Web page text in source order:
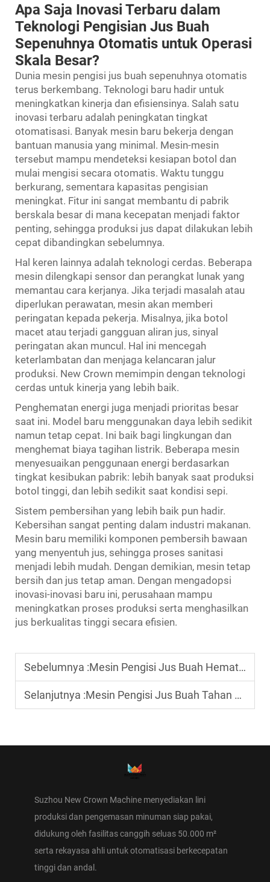
Apa Saja Inovasi Terbaru dalam
Teknologi Pengisian Jus Buah
Sepenuhnya Otomatis untuk Operasi
Skala Besar?
Dunia mesin pengisi jus buah sepenuhnya otomatis
terus berkembang. Teknologi baru hadir untuk
meningkatkan kinerja dan efisiensinya. Salah satu
inovasi terbaru adalah peningkatan tingkat
otomatisasi. Banyak mesin baru bekerja dengan
bantuan manusia yang minimal. Mesin-mesin
tersebut mampu mendeteksi kesiapan botol dan
mulai mengisi secara otomatis. Waktu tunggu
berkurang, sementara kapasitas pengisian
meningkat. Fitur ini sangat membantu di pabrik
berskala besar di mana kecepatan menjadi faktor
penting, sehingga produksi jus dapat dilakukan lebih
cepat dibandingkan sebelumnya.
Hal keren lainnya adalah teknologi cerdas. Beberapa
mesin dilengkapi sensor dan perangkat lunak yang
memantau cara kerjanya. Jika terjadi masalah atau
diperlukan perawatan, mesin akan memberi
peringatan kepada pekerja. Misalnya, jika botol
macet atau terjadi gangguan aliran jus, sinyal
peringatan akan muncul. Hal ini mencegah
keterlambatan dan menjaga kelancaran jalur
produksi. New Crown memimpin dengan teknologi
cerdas untuk kinerja yang lebih baik.
Penghematan energi juga menjadi prioritas besar
saat ini. Model baru menggunakan daya lebih sedikit
namun tetap cepat. Ini baik bagi lingkungan dan
menghemat biaya tagihan listrik. Beberapa mesin
menyesuaikan penggunaan energi berdasarkan
tingkat kesibukan pabrik: lebih banyak saat produksi
botol tinggi, dan lebih sedikit saat kondisi sepi.
Sistem pembersihan yang lebih baik pun hadir.
Kebersihan sangat penting dalam industri makanan.
Mesin baru memiliki komponen pembersih bawaan
yang menyentuh jus, sehingga proses sanitasi
menjadi lebih mudah. Dengan demikian, mesin tetap
bersih dan jus tetap aman. Dengan mengadopsi
inovasi-inovasi baru ini, perusahaan mampu
meningkatkan proses produksi serta menghasilkan
jus berkualitas tinggi secara efisien.
Sebelumnya :Mesin Pengisi Jus Buah Hemat Energi dengan Biaya Perawatan Rendah
Selanjutnya :Mesin Pengisi Jus Buah Tahan Lama dari Baja Stainless untuk Pemrosesan Higienis
Suzhou New Crown Machine menyediakan lini
produksi dan pengemasan minuman siap pakai,
didukung oleh fasilitas canggih seluas 50.000 m²
serta rekayasa ahli untuk otomatisasi berkecepatan
tinggi dan andal.